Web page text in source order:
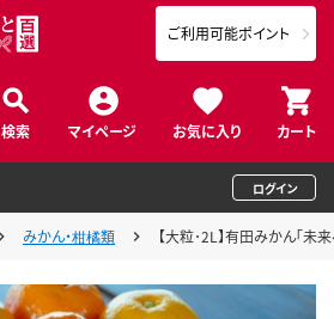
検索 マイページ お気に入り カート
ご利用可能ポイント
ログイン
みかん・柑橘類 【大粒･2L】有田みかん「未